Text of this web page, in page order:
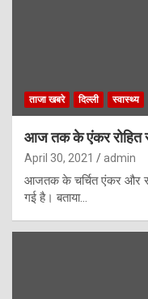
ताजा खबरे दिल्ली स्वास्थ्य
आज तक के एंकर रोहित
April 30, 2021 admin
आजतक के चर्चित एंकर और
गई है। बताया…